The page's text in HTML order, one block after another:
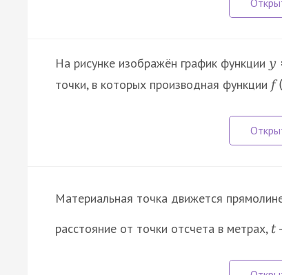
На рисунке изображён график функции y
точки, в которых производная функции f (
Материальная точка движется
расстояние от точки отсчета в метрах, t